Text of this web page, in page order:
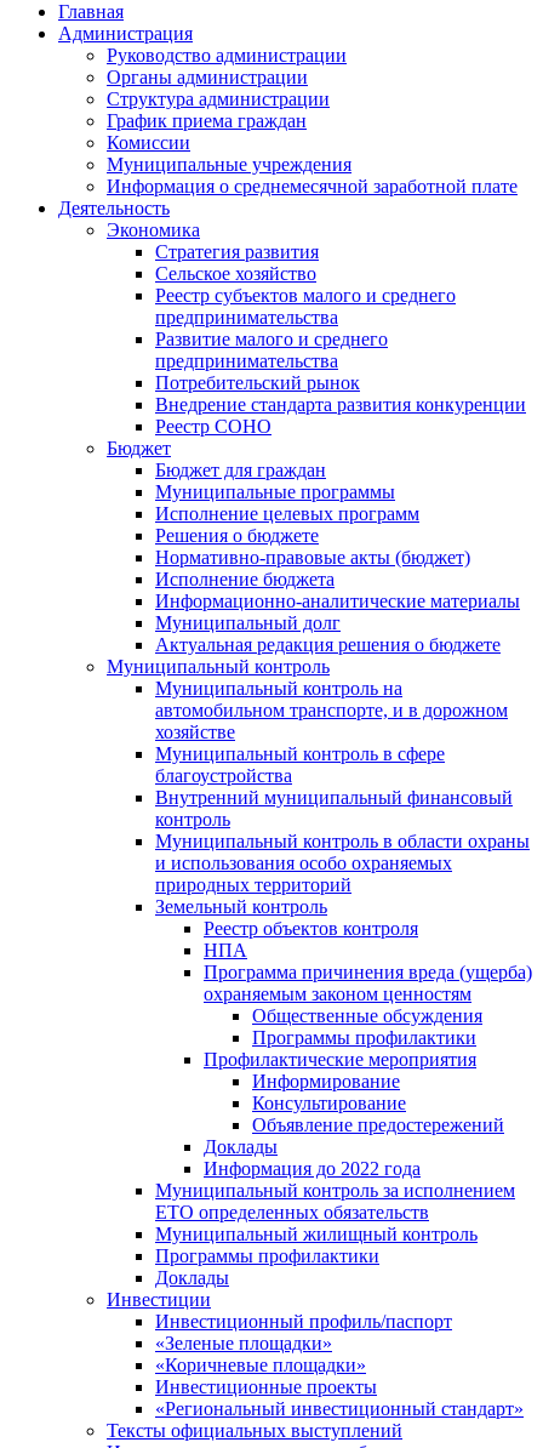
Главная
Администрация
Руководство администрации
Органы администрации
Структура администрации
График приема граждан
Комиссии
Муниципальные учреждения
Информация о среднемесячной заработной плате
Деятельность
Экономика
Стратегия развития
Сельское хозяйство
Реестр субъектов малого и среднего
предпринимательства
Развитие малого и среднего
предпринимательства
Потребительский рынок
Внедрение стандарта развития конкуренции
Реестр СОНО
Бюджет
Бюджет для граждан
Муниципальные программы
Исполнение целевых программ
Решения о бюджете
Нормативно-правовые акты (бюджет)
Исполнение бюджета
Информационно-аналитические материалы
Муниципальный долг
Актуальная редакция решения о бюджете
Муниципальный контроль
Муниципальный контроль на
автомобильном транспорте, и в дорожном
хозяйстве
Муниципальный контроль в сфере
благоустройства
Внутренний муниципальный финансовый
контроль
Муниципальный контроль в области охраны
и использования особо охраняемых
природных территорий
Земельный контроль
Реестр объектов контроля
НПА
Программа причинения вреда (ущерба)
охраняемым законом ценностям
Общественные обсуждения
Программы профилактики
Профилактические мероприятия
Информирование
Консультирование
Объявление предостережений
Доклады
Информация до 2022 года
Муниципальный контроль за исполнением
ЕТО определенных обязательств
Муниципальный жилищный контроль
Программы профилактики
Доклады
Инвестиции
Инвестиционный профиль/паспорт
«Зеленые площадки»
«Коричневые площадки»
Инвестиционные проекты
«Региональный инвестиционный стандарт»
Тексты официальных выступлений